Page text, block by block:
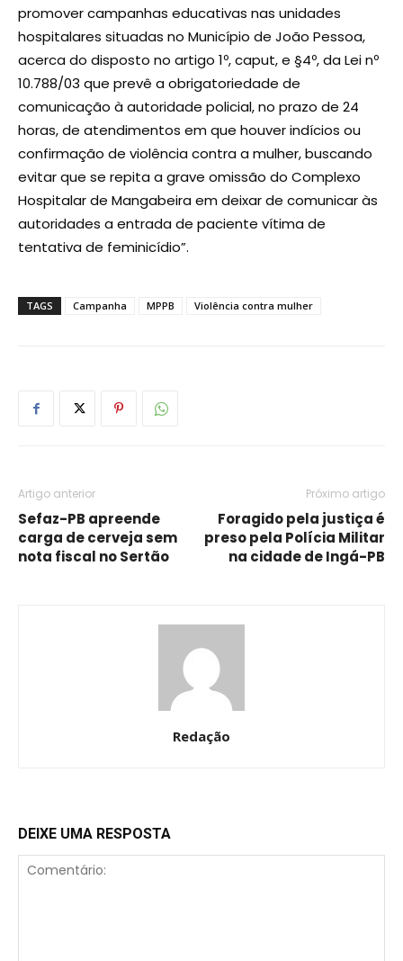
promover campanhas educativas nas unidades
hospitalares situadas no Município de João Pessoa,
acerca do disposto no artigo 1º, caput, e §4º, da Lei nº
10.788/03 que prevê a obrigatoriedade de
comunicação à autoridade policial, no prazo de 24
horas, de atendimentos em que houver indícios ou
confirmação de violência contra a mulher, buscando
evitar que se repita a grave omissão do Complexo
Hospitalar de Mangabeira em deixar de comunicar às
autoridades a entrada de paciente vítima de
tentativa de feminicídio”.
TAGS Campanha MPPB Violência contra mulher
Artigo anterior
Sefaz-PB apreende
carga de cerveja sem
nota fiscal no Sertão
Próximo artigo
Foragido pela justiça é
preso pela Polícia Militar
na cidade de Ingá-PB
Redação
DEIXE UMA RESPOSTA